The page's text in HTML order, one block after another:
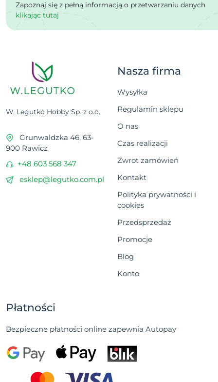
Zapoznaj się z pełną informacją o przetwarzaniu danych
klikając tutaj
W. Legutko Hobby Sp. z o.o.
Grunwaldzka 46, 63-
900 Rawicz
+48 603 568 347
esklep@legutko.com.pl
Nasza firma
Wysyłka
Regulamin sklepu
O nas
Czas realizacji
Zwrot zamówień
Kontakt
Polityka prywatności i
cookies
Przedsprzedaż
Promocje
Blog
Konto
Płatności
Bezpieczne płatności online zapewnia Autopay